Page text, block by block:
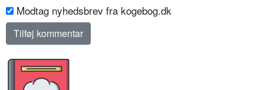
Modtag nyhedsbrev fra kogebog.dk